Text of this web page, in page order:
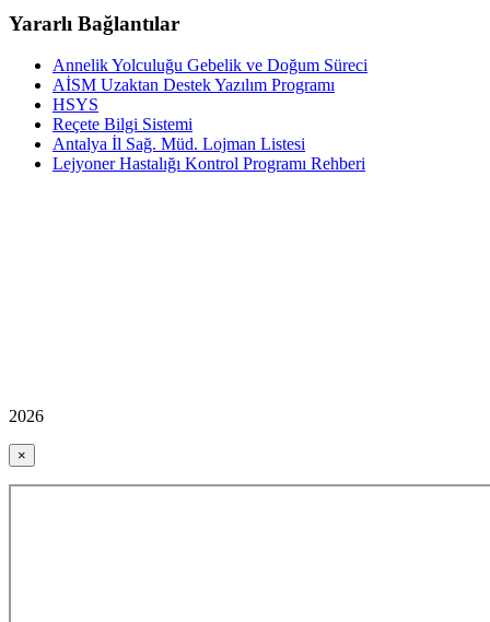
Yararlı Bağlantılar
Annelik Yolculuğu Gebelik ve Doğum Süreci
AİSM Uzaktan Destek Yazılım Programı
HSYS
Reçete Bilgi Sistemi
Antalya İl Sağ. Müd. Lojman Listesi
Lejyoner Hastalığı Kontrol Programı Rehberi
2026
×